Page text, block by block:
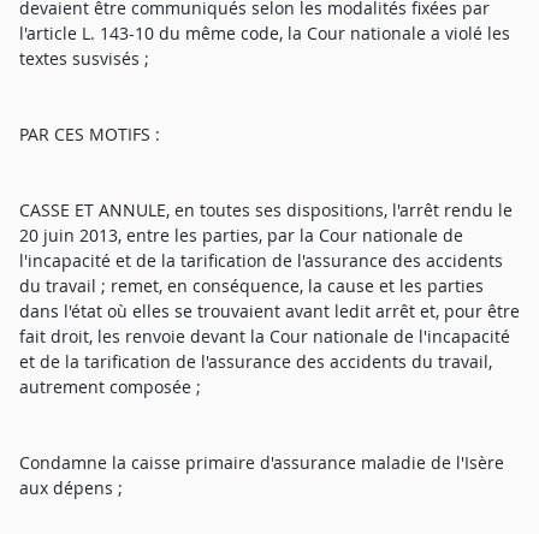
devaient être communiqués selon les modalités fixées par
l'article L. 143-10 du même code, la Cour nationale a violé les
textes susvisés ;
PAR CES MOTIFS :
CASSE ET ANNULE, en toutes ses dispositions, l'arrêt rendu le
20 juin 2013, entre les parties, par la Cour nationale de
l'incapacité et de la tarification de l'assurance des accidents
du travail ; remet, en conséquence, la cause et les parties
dans l'état où elles se trouvaient avant ledit arrêt et, pour être
fait droit, les renvoie devant la Cour nationale de l'incapacité
et de la tarification de l'assurance des accidents du travail,
autrement composée ;
Condamne la caisse primaire d'assurance maladie de l'Isère
aux dépens ;